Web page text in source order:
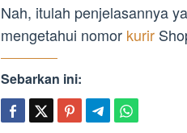
Nah, itulah penjelasannya
mengetahui nomor kurir
Sebarkan ini: